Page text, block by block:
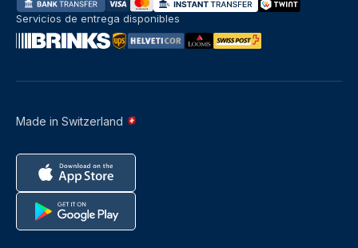
Made in Switzerland
Servicios de entrega disponibles